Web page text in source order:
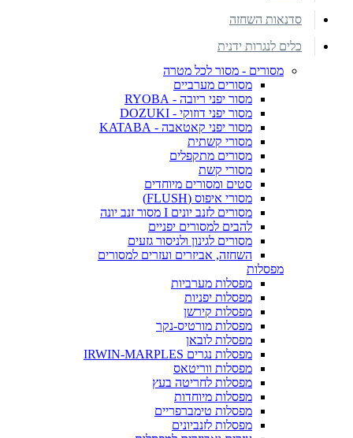
סדנאות השחזה
כלים לנגרות ידנית
מסורים - מסור לכל מטרה
מסורים מערביים
מסור יפני ריובה - RYOBA
מסור יפני דוזוקי - DOZUKI
מסור יפני קאטאבה - KATABA
מסורי קשתית
מסורים מתקפלים
מסורי קשת
סטים ומסורים מיוחדים
מסורי איפוס (FLUSH)
מסורים לזנב יונים I מסור זנב יונה
להבים למסורים יפניים
מסורים לגינון ולניסור גזעים
השחזה, אביזרים ועזרים למסורים
מפסלות
מפסלות מערביות
מפסלות יפניות
מפסלות קירשן
מפסלות מורטיס-נקר
מפסלות לובאן
מפסלות נגרים IRWIN-MARPLES
מפסלות ווריטאס
מפסלות לחריטה בעץ
מפסלות מיוחדות
מפסלות טימברפריים
מפסלות לזנביונים